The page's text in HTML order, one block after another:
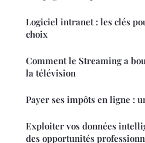
Logiciel intranet : les clés
choix
Comment le Streaming a
la télévision
Payer ses impôts en ligne :
Exploiter vos données
des opportunités